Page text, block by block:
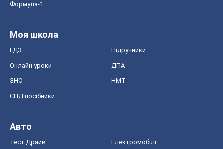
Формула-1
Моя школа
ГДЗ Підручники
Онлайн уроки ДПА
ЗНО НМТ
СНД посібники
Авто
Тест Драйв Електромобілі